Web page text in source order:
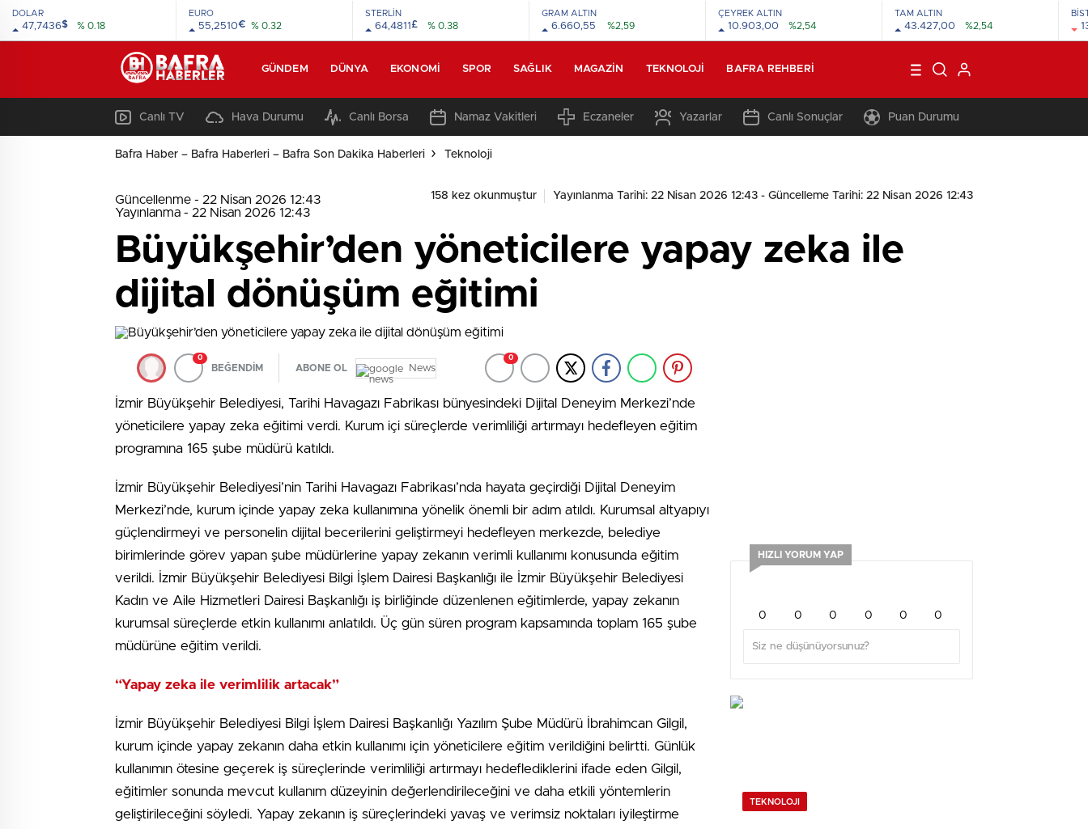
DOLAR
47,7436$ % 0.18
EURO
55,2510€ % 0.32
STERLİN
64,4811 £ % 0.38
GRAM ALTIN
6.660,55 %2,59
ÇEYREK ALTIN
10.903,00 %2,54
TAM ALTIN
43.427,00 %2,54
GÜNDEM DÜNYA EKONOMI SPOR SAĞLIK MAGAZIN TEKNOLOJI BAFRA REHBERI
Canlı TV Hava Durumu Canlı Borsa Namaz Vakitleri Eczaneler Yazarlar Canlı Sonuçlar Puan Durumu
Bafra Haber – Bafra Haberleri – Bafra Son Dakika Haberleri Teknoloji
158 kez okunmuştur Yayınlanma Tarihi: 22 Nisan 2026 12:43 - Güncelleme Tarihi: 22 Nisan 2026 12:43
Güncellenme - 22 Nisan 2026 12:43
Yayınlanma - 22 Nisan 2026 12:43
Büyükşehir’den yöneticilere yapay zeka ile
dijital dönüşüm eğitimi
0
BEĞENDİM ABONE OL News
0
İzmir Büyükşehir Belediyesi, Tarihi Havagazı Fabrikası bünyesindeki Dijital Deneyim Merkezi’nde
yöneticilere yapay zeka eğitimi verdi. Kurum içi süreçlerde verimliliği artırmayı hedefleyen eğitim
programına 165 şube müdürü katıldı.
İzmir Büyükşehir Belediyesi’nin Tarihi Havagazı Fabrikası’nda hayata geçirdiği Dijital Deneyim
Merkezi’nde, kurum içinde yapay zeka kullanımına yönelik önemli bir adım atıldı. Kurumsal altyapıyı
güçlendirmeyi ve personelin dijital becerilerini geliştirmeyi hedefleyen merkezde, belediye
birimlerinde görev yapan şube müdürlerine yapay zekanın verimli kullanımı konusunda eğitim
verildi. İzmir Büyükşehir Belediyesi Bilgi İşlem Dairesi Başkanlığı ile İzmir Büyükşehir Belediyesi
Kadın ve Aile Hizmetleri Dairesi Başkanlığı iş birliğinde düzenlenen eğitimlerde, yapay zekanın
kurumsal süreçlerde etkin kullanımı anlatıldı. Üç gün süren program kapsamında toplam 165 şube
müdürüne eğitim verildi.
“Yapay zeka ile verimlilik artacak”
İzmir Büyükşehir Belediyesi Bilgi İşlem Dairesi Başkanlığı Yazılım Şube Müdürü İbrahimcan Gilgil,
kurum içinde yapay zekanın daha etkin kullanımı için yöneticilere eğitim verildiğini belirtti. Günlük
kullanımın ötesine geçerek iş süreçlerinde verimliliği artırmayı hedeflediklerini ifade eden Gilgil,
eğitimler sonunda mevcut kullanım düzeyinin değerlendirileceğini ve daha etkili yöntemlerin
geliştirileceğini söyledi. Yapay zekanın iş süreçlerindeki yavaş ve verimsiz noktaları iyileştirme
HIZLI YORUM YAP
0 0 0 0 0 0
TEKNOLOJI